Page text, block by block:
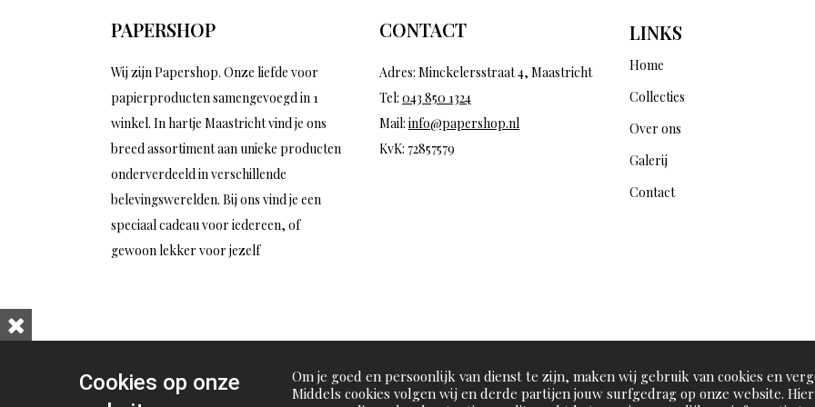
PAPERSHOP
Wij zijn Papershop. Onze liefde voor
papierproducten samengevoegd in 1
winkel. In hartje Maastricht vind je ons
breed assortiment aan unieke producten
onderverdeeld in verschillende
belevingswerelden. Bij ons vind je een
speciaal cadeau voor iedereen, of
gewoon lekker voor jezelf
CONTACT
Adres: Minckelersstraat 4, Maastricht
Tel: 043 850 1324
Mail: info@papershop.nl
KvK: 72857579
LINKS
Home
Collecties
Over ons
Galerij
Contact
Cookies op onze
Om je goed en persoonlijk van dienst te zijn, maken wij gebruik van cookies en
Middels cookies volgen wij en derde partijen jouw surfgedrag op onze website.